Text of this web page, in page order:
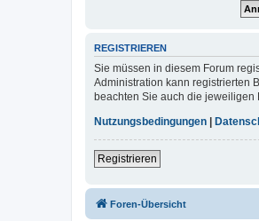
REGISTRIEREN
Sie müssen in diesem Forum
Administration kann registrierten
beachten Sie auch die
Nutzungsbedingungen
Registrieren
Foren-Übersicht